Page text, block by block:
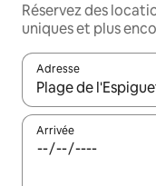
Réservez des
uniques et plus
Adresse
Lorsque les
Arrivée